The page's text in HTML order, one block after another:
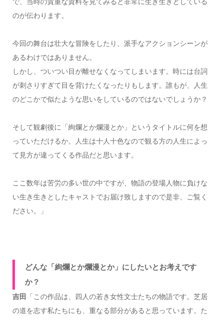
で、当時の貴重な資料を見てみると非常に生き生きとしている
のが伝わります。
今回の舞台は壮大な冒険をしたり、派手なアクションシーンが
あるわけではありません。
しかし、ついつい目が離せなくなってしまいます。時には台詞
が刺さりすぎて目を背けたくなったりもします。誰もが、人生
のどこかで似たような思いをしているのではないでしょうか？
そして観劇後に「絢爛とか爛漫とか」というタイトルに何を想
っていただけるか。人生は十人十色なので観る方の人生によっ
て見方が違ってくる作品だと思います。
ここ数年は苦労の多い世の中ですが、物語の登場人物に負けな
い生き生きとしたキャストでお届け致しますので是非、ご覧く
ださい。」
どんな「絢爛とか爛漫とか」にしたいとお考えです
か？
吉田
「この作品は、四人の若き女性文士たちの物語です。芝居
の道を志す私たちにも、重なる部分があると思っています。た